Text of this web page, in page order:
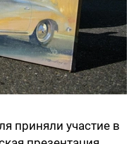
приняли участие в